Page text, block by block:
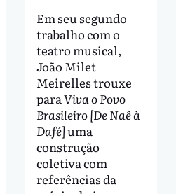
Em seu segundo
trabalho com o
teatro musical,
João Milet
Meirelles trouxe
paraViva o Povo
Brasileiro [De Naê à
Dafé]uma
construção
coletiva com
referências da